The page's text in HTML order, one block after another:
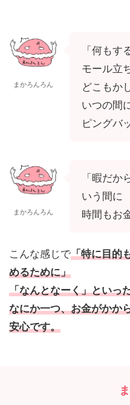
まかろんろん
「何も
モール立
どこもか
いつの間
ピングバ
まかろんろん
「暇だか
いう間に
時間もお
こんな感じで「特に目的
めるために」
「なんとなーく」といっ
なにか一つ、お金がかか
安心です。